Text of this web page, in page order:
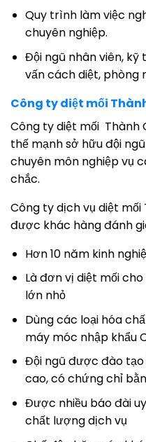
Quy trình làm việc
chuyên nghiệp.
Đội ngũ nhân viên, kỹ
vấn cách diệt, phòng
Công ty diệt mối
Công ty diệt mối Thành
thế mạnh sở hữu đội
chuyên môn nghiệp vụ
chắc.
Công ty dịch vụ diệt
được khác hàng đánh
Hơn 10 năm kinh
Là đơn vị diệt mối
lớn nhỏ
Dùng các loại hóa
máy móc nhập khẩu
Đội ngũ được đào
cao, có chứng chỉ
Được nhiều báo đài
chất lượng dịch vụ